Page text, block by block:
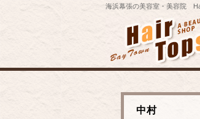
海浜幕張の美容室・美容院
中村